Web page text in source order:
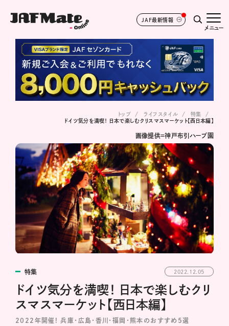
JAF最新情報
メニュー
トップ ライフスタイル
特集
ドイツ気分を満喫！ 日本で楽しむクリスマスマーケット【西日本編】
画像提供＝神戸布引ハーブ園
特集 2022.12.05
ドイツ気分を満喫！ 日本で楽しむクリ
スマスマーケット【西日本編】
2022年開催! 兵庫・広島・香川・福岡・熊本のおすすめ5選